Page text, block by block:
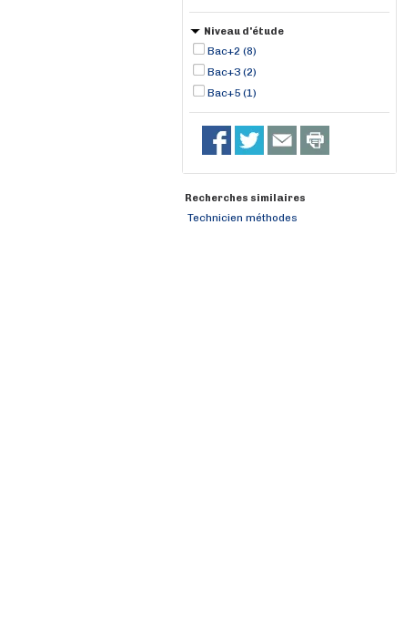
Niveau d'étude
Bac+2 (8)
Bac+3 (2)
Bac+5 (1)
Recherches similaires
Technicien méthodes